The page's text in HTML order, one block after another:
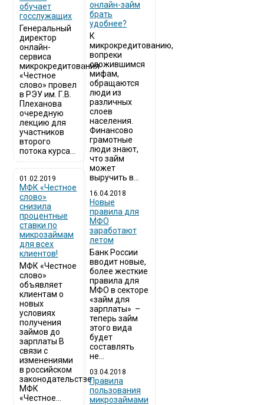
обучает
госслужащих
Генеральный
директор
онлайн-
сервиса
микрокредитования
«Честное
слово» провел
в РЭУ им. Г.В.
Плеханова
очередную
лекцию для
участников
второго
потока курса...
01.02.2019
МФК «Честное
слово»
снизила
процентные
ставки по
микрозаймам
для всех
клиентов!
МФК «Честное
слово»
объявляет
клиентам о
новых
условиях
получения
займов до
зарплаты В
связи с
изменениями
в российском
законодательстве
МФК
«Честное...
онлайн-займ
брать
удобнее?
К
микрокредитованию,
вопреки
сложившимся
мифам,
обращаются
люди из
различных
слоев
населения.
Финансово
грамотные
люди знают,
что займ
может
выручить в...
16.04.2018
Новые
правила для
МФО
заработают
летом
Банк России
вводит новые,
более жесткие
правила для
МФО в секторе
«займ для
зарплаты» –
теперь займ
этого вида
будет
составлять
не...
03.04.2018
​Правила
пользования
микрозаймами